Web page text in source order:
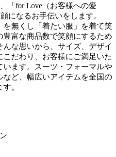
「for Love（お客様への愛
になるお手伝いをします。
を無くし「着たい服」を着て笑
富な商品数で笑顔にするため
な思いから、サイズ、デザイ
だわり、お客様にご満足いた
ます。スーツ・フォーマルや
など、幅広いアイテムを全国の
。